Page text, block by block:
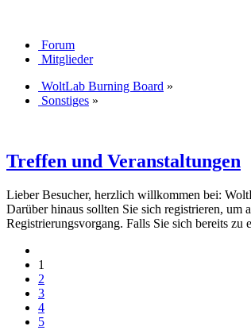
Forum
Mitglieder
WoltLab Burning Board »
Sonstiges »
Treffen und Veranstaltungen
Lieber Besucher, herzlich willkommen bei:
Darüber hinaus sollten Sie sich registrieren, um
Registrierungsvorgang. Falls Sie sich bereits
1
2
3
4
5